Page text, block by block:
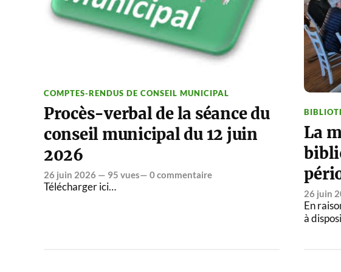
COMPTES-RENDUS DE CONSEIL MUNICIPAL
Procès-verbal de la séance du
conseil municipal du 12 juin
2026
26 juin 2026 — 95 vues— 0 commentaire
Télécharger ici…
La
26 juin
En
à